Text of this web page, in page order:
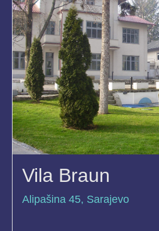
Vila Braun
Alipašina 45, Sarajevo